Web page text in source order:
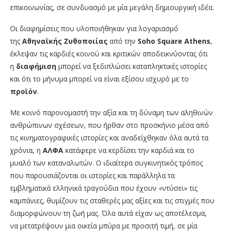
επικοινωνίας, σε συνδυασμό με μία μεγάλη δημιουργική ιδέα.
Οι διαφημίσεις που υλοποιήθηκαν για λογαριασμό
της Αθηναϊκής Ζυθοποιίας από την Soho Square Athens,
έκλεψαν τις καρδιές κοινού και κριτικών αποδεικνύοντας ότι
η διαφήμιση μπορεί να ξεδιπλώσει καταπληκτικές ιστορίες
και ότι το μήνυμα μπορεί να είναι εξίσου ισχυρό με το
προϊόν.
Με κοινό παρονομαστή την αξία και τη δύναμη των αληθινών
ανθρώπινων σχέσεων, που ήρθαν στο προσκήνιο μέσα από
τις κινηματογραφικές ιστορίες και αναδείχθηκαν όλα αυτά τα
χρόνια, η ΑΛΦΑ κατάφερε να κερδίσει την καρδιά και το
μυαλό των καταναλωτών. Ο ιδιαίτερα συγκινητικός τρόπος
που παρουσιάζονται οι ιστορίες και παράλληλα τα
εμβληματικά ελληνικά τραγούδια που έχουν «ντύσει» τις
καμπάνιες, θυμίζουν τις σταθερές μας αξίες και τις στιγμές που
διαμορφώνουν τη ζωή μας. Όλα αυτά είχαν ως αποτέλεσμα,
να μετατρέψουν μια οικεία μπύρα με προσιτή τιμή, σε μία